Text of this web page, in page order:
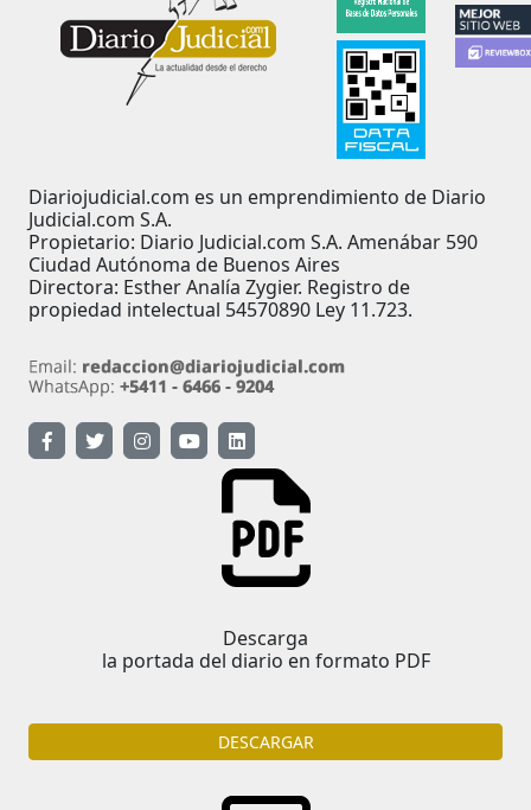
Diariojudicial.com es un emprendimiento de Diario
Judicial.com S.A.
Propietario: Diario Judicial.com S.A. Amenábar 590
Ciudad Autónoma de Buenos Aires
Directora: Esther Analía Zygier. Registro de
propiedad intelectual 54570890 Ley 11.723.
Descarga
la portada del diario en formato PDF
DESCARGAR